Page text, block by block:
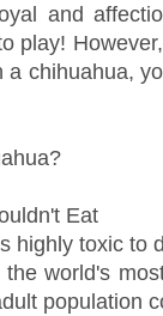
and
play!
chihuahua,
Eat
highly toxic to
world's
population